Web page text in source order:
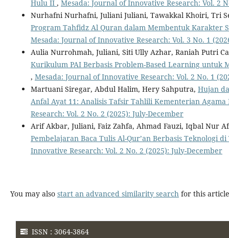
Hulu II , Mesada: Journal of Innovative Research: Vol. 2
Nurhafni Nurhafni, Juliani Juliani, Tawakkal Khoiri, Tri
Program Tahfidz Al Quran dalam Membentuk Karakter
Mesada: Journal of Innovative Research: Vol. 3 No. 1
Aulia Nurrohmah, Juliani, Siti Ully Azhar, Raniah Putri
Kurikulum PAI Berbasis Problem-Based Learning untuk
, Mesada: Journal of Innovative Research: Vol. 2 No. 1
Martuani Siregar, Abdul Halim, Hery Sahputra, Hujan
Anfal Ayat 11: Analisis Tafsir Tahlili Kementerian Agama
Research: Vol. 2 No. 2 (2025): July-December
Arif Akbar, Juliani, Faiz Zahfa, Ahmad Fauzi, Iqbal Nur
Pembelajaran Baca Tulis Al-Qur’an Berbasis Teknologi
Innovative Research: Vol. 2 No. 2 (2025): July-December
You may also start an advanced similarity searchfor this
ISSN : 3064-3864